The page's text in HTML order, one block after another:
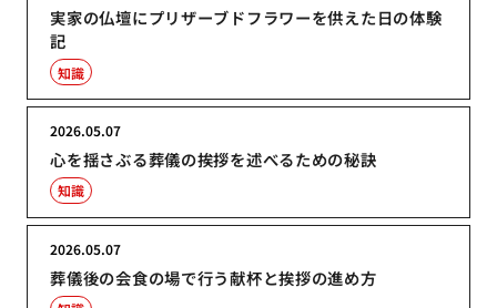
実家の仏壇にプリザーブドフラワーを供えた日の体験
記
知識
心を揺さぶる葬儀の挨拶を述べるための秘訣
2026.05.07
知識
葬儀後の会食の場で行う献杯と挨拶の進め方
2026.05.07